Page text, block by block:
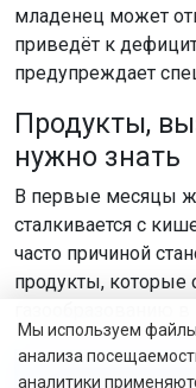
младенец может
приведёт к
предупреждает
Продукты,
нужно знать
В первые месяцы
сталкивается с
часто причиной
продукты,
«В большей
Мы используем
анализа
аналитики